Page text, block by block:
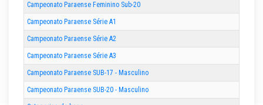
Campeonato Paraense Feminino Sub-20
Campeonato Paraense Série A1
Campeonato Paraense Série A2
Campeonato Paraense Série A3
Campeonato Paraense SUB-17 - Masculino
Campeonato Paraense SUB-20 - Masculino